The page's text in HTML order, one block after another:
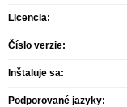
Licencia:
Číslo verzie:
Inštaluje sa:
Podporované jazyky: